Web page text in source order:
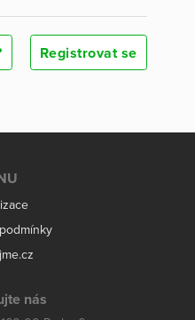
Registrovat se
nás